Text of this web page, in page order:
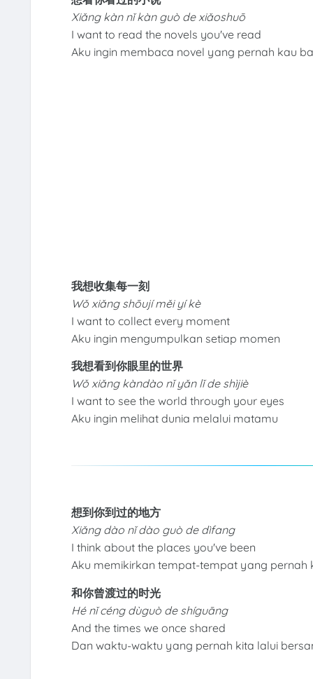
Xiǎng kàn nǐ kàn guò de xiǎoshuō
I want to read the novels you've read
Aku ingin membaca novel yang pernah kau
我想收集每一刻
Wǒ xiǎng shōují měi yí kè
I want to collect every moment
Aku ingin mengumpulkan setiap momen
我想看到你眼里的世界
Wǒ xiǎng kàndào nǐ yǎn lǐ de shìjiè
I want to see the world through your eyes
Aku ingin melihat dunia melalui matamu
想到你到过的地方
Xiǎng dào nǐ dào guò de dìfang
I think about the places you've been
Aku memikirkan tempat-tempat yang pernah
和你曾渡过的时光
Hé nǐ céng dùguò de shíguāng
And the times we once shared
Dan waktu-waktu yang pernah kita lalui